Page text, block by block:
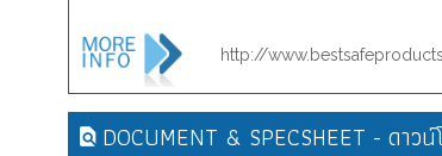
http://
DOCUMENT & SPECSHEET - ดาว